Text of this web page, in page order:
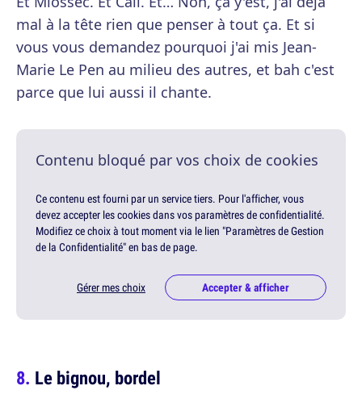
mal à la tête rien que penser à tout ça. Et si
vous vous demandez pourquoi j'ai mis Jean-
Marie Le Pen au milieu des autres, et bah c'est
parce que lui aussi il chante.
Contenu bloqué par vos choix de cookies
Ce contenu est fourni par un service tiers. Pour l'afficher, vous
devez accepter les cookies dans vos paramètres de confidentialité.
Modifiez ce choix à tout moment via le lien "Paramètres de Gestion
de la Confidentialité" en bas de page.
Gérer mes choix Accepter & afficher
Le bignou, bordel